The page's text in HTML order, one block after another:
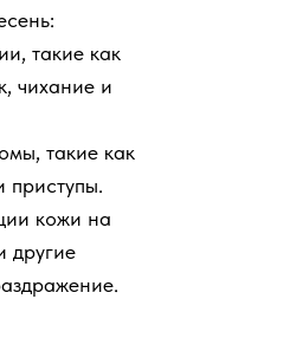
такие как
чихание и
такие как
приступы.
кожи на
другие